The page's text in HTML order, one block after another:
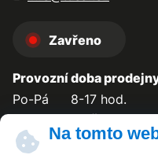
Na tomto
Zavřeno
Provozní doba
Po-Pá
8-17 hod.
So-Ne
zavřeno